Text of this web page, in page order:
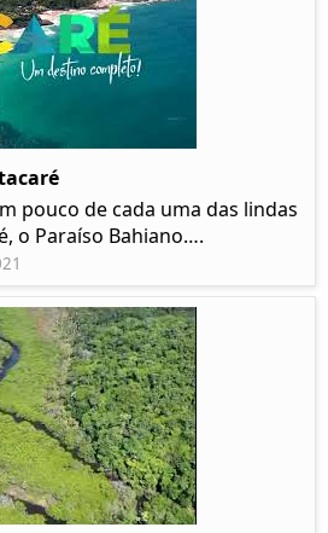
pouco de cada uma das lindas
o Paraíso Bahiano….